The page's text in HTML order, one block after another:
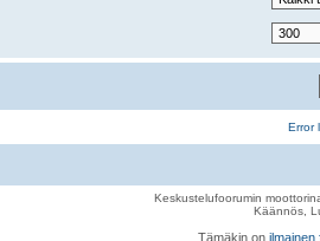
Error
Keskustelufoorumin
Käännös,
Tämäkin on ilmainen